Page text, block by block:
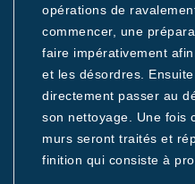
opérations de
commencer, une
faire impérativement
et les désordres.
directement passer au
son nettoyage. Une fois
murs seront traités et
finition qui consiste à